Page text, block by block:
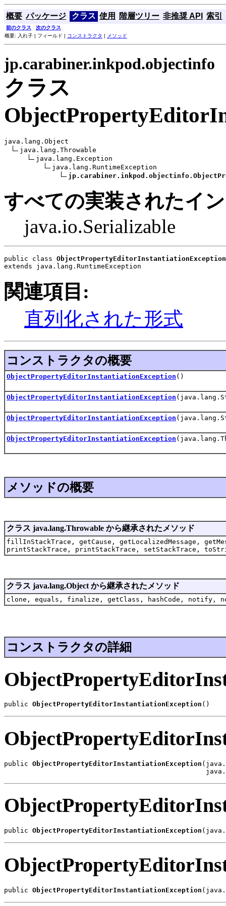
概要 パッケージ クラス 使用 階層ツリー 非推奨 API 索引
前のクラス
次のクラス
概要: 入れ子 | フィールド | コンストラクタ | メソッド
jp.carabiner.inkpod.objectinfo
クラス
java.lang.Object
java.lang.Throwable
java.lang.Exception
java.lang.RuntimeException
すべての実装されたイ
java.io.Serializable
public class ObjectPropertyEditorInstantiationException
extends java.lang.RuntimeException
関連項目:
直列化された形式
コンストラクタの概要
ObjectPropertyEditorInstantiationException ()
ObjectPropertyEditorInstantiationException
ObjectPropertyEditorInstantiationException
ObjectPropertyEditorInstantiationException
メソッドの概要
クラス java.lang.Throwable から継承されたメソッド
fillInStackTrace, getCause, getLocalizedMessage,
printStackTrace, printStackTrace, setStackTrace,
クラス java.lang.Object から継承されたメソッド
clone, equals, finalize, getClass, hashCode,
コンストラクタの詳細
public ObjectPropertyEditorInstantiationException ()
public ObjectPropertyEditorInstantiationException
public ObjectPropertyEditorInstantiationException
public ObjectPropertyEditorInstantiationException